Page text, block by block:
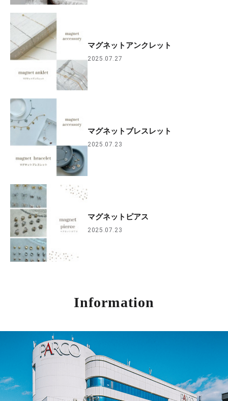
マグネットアンクレット
2025.07.27
マグネットブレスレット
2025.07.23
マグネットピアス
2025.07.23
Information